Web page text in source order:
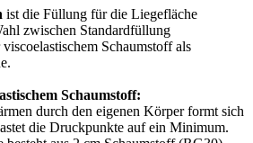
ist die Füllung für die Liegefläche
zwischen Standardfüllung
Schaumstoff als
Schaumstoff:
durch den eigenen Körper formt sich
die Druckpunkte auf ein Minimum.